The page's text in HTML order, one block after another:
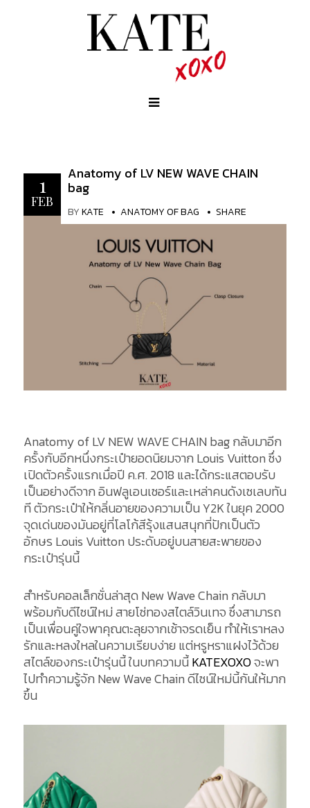
1
FEB
Anatomy of LV NEW WAVE CHAIN
bag
BYKATE ANATOMY OF BAG SHARE
Anatomy of LV NEW WAVE CHAIN bag กลับมาอีก
ครั้งกับอีกหนึ่งกระเป๋ายอดนิยมจาก Louis Vuitton ซึ่ง
เปิดตัวครั้งแรกเมื่อปี ค.ศ. 2018 และได้กระแสตอบรับ
เป็นอย่างดีจาก อินฟลูเอนเซอร์และเหล่าคนดังเซเลบทัน
ที ตัวกระเป๋าให้กลิ่นอายของความเป็น Y2K ในยุค 2000
จุดเด่นของมันอยู่ที่โลโก้สีรุ้งแสนสนุกที่ปักเป็นตัว
อักษร Louis Vuitton ประดับอยู่บนสายสะพายของ
กระเป๋ารุ่นนี้
สำหรับคอลเล็กชั่นล่าสุด New Wave Chain กลับมา
พร้อมกับดีไซน์ใหม่ สายโซ่ทองสไตล์วินเทจ ซึ่งสามารถ
เป็นเพื่อนคู่ใจพาคุณตะลุยจากเช้าจรดเย็น ทำให้เราหลง
รักและหลงใหลในความเรียบง่าย แต่หรูหราแฝงไว้ด้วย
สไตล์ของกระเป๋ารุ่นนี้ ในบทความนี้KATEXOXOจะพา
ไปทำความรู้จัก New Wave Chain ดีไซน์ใหม่นี้กันให้มาก
ขึ้น